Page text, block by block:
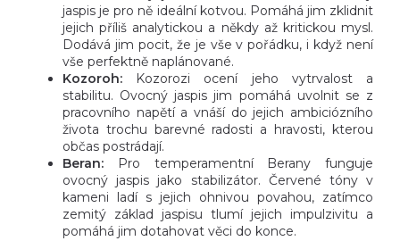
jaspis je pro ně ideální kotvou. Pomáhá jim zklidnit
jejich příliš analytickou a někdy až kritickou mysl.
Dodává jim pocit, že je vše v pořádku, i když není
vše perfektně naplánované.
Kozoroh: Kozorozi ocení jeho vytrvalost a
stabilitu. Ovocný jaspis jim pomáhá uvolnit se z
pracovního napětí a vnáší do jejich ambiciózního
života trochu barevné radosti a hravosti, kterou
občas postrádají.
Beran: Pro temperamentní Berany funguje
ovocný jaspis jako stabilizátor. Červené tóny v
kameni ladí s jejich ohnivou povahou, zatímco
zemitý základ jaspisu tlumí jejich impulzivitu a
pomáhá jim dotahovat věci do konce.